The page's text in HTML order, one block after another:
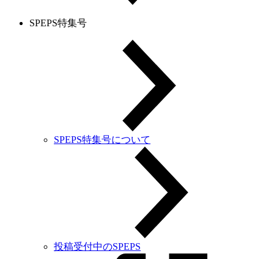
SPEPS特集号
SPEPS特集号について
投稿受付中のSPEPS